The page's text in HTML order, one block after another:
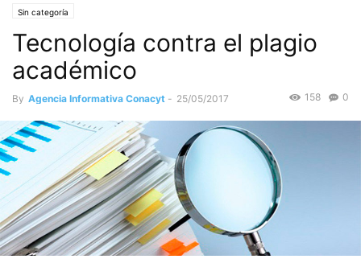
Sin categoría
Tecnología contra el plagio
académico
By Agencia Informativa Conacyt - 25/05/2017 0
158